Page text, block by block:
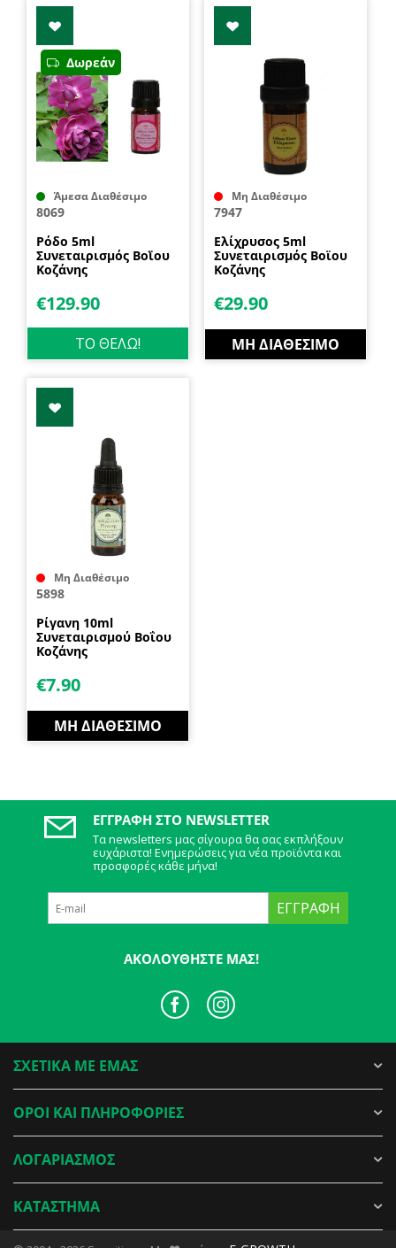
Δωρεάν
Άμεσα Διαθέσιμο
8069
Ρόδο 5ml
Συνεταιρισμός Βοῒου
Κοζάνης
€129.90
ΤΟ ΘΕΛΩ!
Μη Διαθέσιμο
7947
Ελίχρυσος 5ml
Συνεταιρισμός Βοϊου
Κοζάνης
€29.90
ΜΗ ΔΙΑΘΈΣΙΜΟ
Μη Διαθέσιμο
5898
Ρίγανη 10ml
Συνεταιρισμού Βοΐου
Κοζάνης
€7.90
ΜΗ ΔΙΑΘΈΣΙΜΟ
ΕΓΓΡΑΦΉ ΣΤΟ NEWSLETTER
Τα newsletters μας σίγουρα θα σας εκπλήξουν
ευχάριστα! Ενημερώσεις για νέα προϊόντα και
προσφορές κάθε μήνα!
ΕΓΓΡΑΦΉ
ΑΚΟΛΟΥΘΉΣΤΕ ΜΑΣ!
ΣΧΕΤΙΚΑ ΜΕ ΕΜΑΣ
ΟΡΟΙ ΚΑΙ ΠΛΗΡΟΦΟΡΙΕΣ
ΛΟΓΑΡΙΑΣΜΟΣ
ΚΑΤΑΣΤΗΜΑ